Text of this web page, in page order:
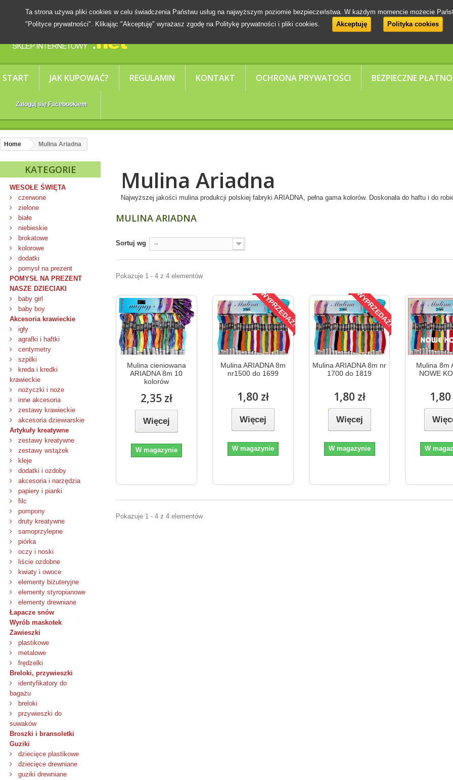
START JAK KUPOWAĆ? REGULAMIN KONTAKT OCHRONA PRYWATOŚCI BEZPIECZNE
Zaloguj się Facebookiem
Ta strona używa pliki cookies w celu świadczenia Państwu usług na najwyższym poziomie bezpieczeństwa. W każdym momencie możecie
"Polityce prywatności". Klikając "Akceptuję" wyrażasz zgodę na Politykę prywatności i pliki cookies.
Akceptuję Polityka cookies
Home Mulina Ariadna
KATEGORIE
WESOŁE ŚWIĘTA
czerwone
zielone
białe
niebieskie
brokatowe
kolorowe
dodatki
pomysł na prezent
POMYSŁ NA PREZENT
NASZE DZIECIAKI
baby girl
baby boy
Akcesoria krawieckie
igły
agrafki i haftki
centymetry
szpilki
kreda i kredki
krawieckie
nożyczki i noże
inne akcesoria
zestawy krawieckie
akcesoria dziewiarskie
Artykuły kreatywne
zestawy kreatywne
zestawy wstążek
kleje
dodatki i ozdoby
akcesoria i narzędzia
papiery i pianki
filc
pompony
druty kreatywne
samoprzylepne
piórka
oczy i noski
liście ozdobne
kwiaty i owoce
elementy biżuteryjne
elementy styropianowe
elementy drewniane
Łapacze snów
Wyrób maskotek
Zawieszki
plastikowe
metalowe
frędzelki
Breloki, przywieszki
identyfikatory do
bagażu
breloki
przywieszki do
suwaków
Broszki i bransoletki
Guziki
dziecięce plastikowe
dziecięce drewniane
guziki drewniane
Mulina Ariadna
Najwyższej jakości mulina produkcji polskiej fabryki ARIADNA, pełna gama kolorów. Doskonała do haftu i do
MULINA ARIADNA
Sortuj wg --
Pokazuje 1 - 4 z 4 elementów
Mulina cieniowana
ARIADNA 8m 10
kolorów
2,35 zł
Więcej
W magazynie
WYPRZEDAŻ!
Mulina ARIADNA 8m
nr1500 do 1699
1,80 zł
Więcej
W magazynie
WYPRZEDAŻ!
Mulina ARIADNA 8m nr
1700 do 1819
1,80 zł
Więcej
W magazynie
Mulina 8m
NOWE
1,80
W
Pokazuje 1 - 4 z 4 elementów